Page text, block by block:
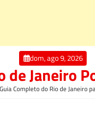
dom, ago 9, 2026
de Janeiro
Completo do Rio de Janeiro